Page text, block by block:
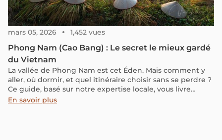
mars 05, 2026 1,452 vues
Phong Nam (Cao Bang) : Le secret le mieux gardé
du Vietnam
La vallée de Phong Nam est cet Éden. Mais comment y
aller, où dormir, et quel itinéraire choisir sans se perdre ?
Ce guide, basé sur notre expertise locale, vous livre
toutes les cartes, les budgets et les secrets pour une
En savoir plus